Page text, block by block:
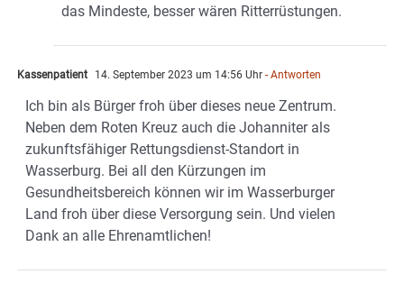
das Mindeste, besser wären Ritterrüstungen.
Kassenpatient 14. September 2023 um 14:56 Uhr - Antworten
Ich bin als Bürger froh über dieses neue Zentrum.
Neben dem Roten Kreuz auch die Johanniter als
zukunftsfähiger Rettungsdienst-Standort in
Wasserburg. Bei all den Kürzungen im
Gesundheitsbereich können wir im Wasserburger
Land froh über diese Versorgung sein. Und vielen
Dank an alle Ehrenamtlichen!